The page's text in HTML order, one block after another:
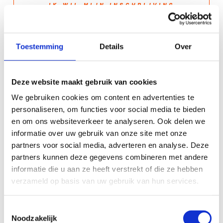
Toestemming Details Over
Deze website maakt gebruik van cookies
We gebruiken cookies om content en advertenties te
personaliseren, om functies voor social media te bieden
en om ons websiteverkeer te analyseren. Ook delen we
informatie over uw gebruik van onze site met onze
partners voor social media, adverteren en analyse. Deze
partners kunnen deze gegevens combineren met andere
informatie die u aan ze heeft verstrekt of die ze hebben
verzameld op basis van uw gebruik van hun services.
Noodzakelijk
IK WIL MIJN INSCHRIJVING
Annuleringsregeling
Zoals gezegd verschilt het per organisatie of je (een
deel van) je inschrijfgeld terugkrijgt als je je inschrijving
om wat voor reden dan ook wilt annuleren. Over het
algemeen geldt: hoe korter voor de wedstrijd je je
inschrijving annuleert, hoe minder inschrijfgeld je
Heb je je ingeschreven via mijntriathlonNL dan houdt de